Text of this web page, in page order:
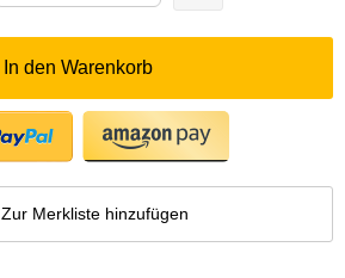
In den Warenkorb
Zur Merkliste hinzufügen